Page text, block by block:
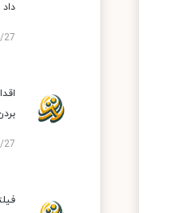
داد
27
27